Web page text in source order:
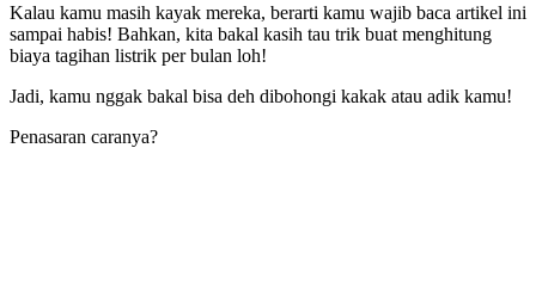
Kalau kamu masih kayak mereka, berarti kamu wajib baca artikel ini
sampai habis! Bahkan, kita bakal kasih tau trik buat menghitung
biaya tagihan listrik per bulan loh!
Jadi, kamu nggak bakal bisa deh dibohongi kakak atau adik kamu!
Penasaran caranya?